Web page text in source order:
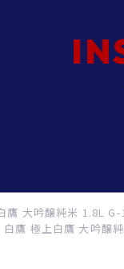
鷹 大吟醸純米 1.8L G-
白鷹 極上白鷹 大吟醸